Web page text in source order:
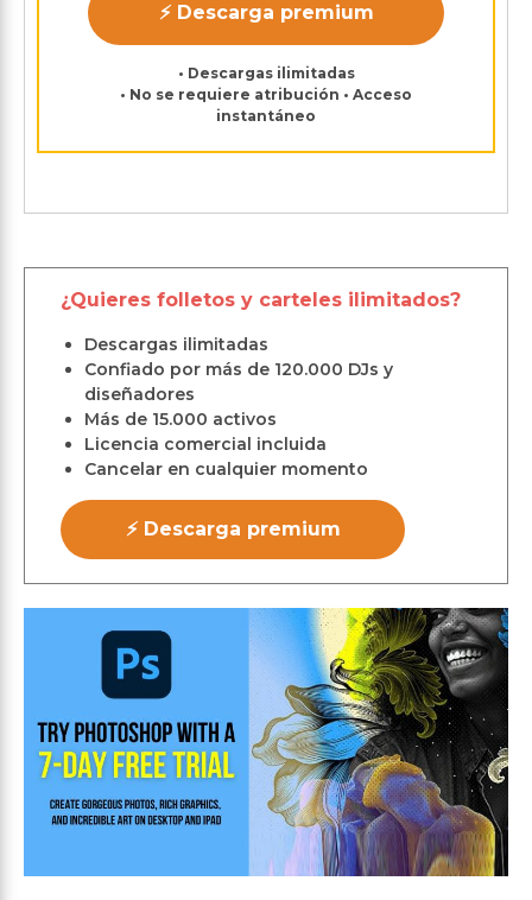
⚡ Descarga premium
• Descargas ilimitadas
• No se requiere atribución • Acceso
instantáneo
¿Quieres folletos y carteles ilimitados?
Descargas ilimitadas
Confiado por más de 120.000 DJs y
diseñadores
Más de 15.000 activos
Licencia comercial incluida
Cancelar en cualquier momento
⚡ Descarga premium